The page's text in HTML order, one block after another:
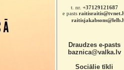
t. nr. +37129121687
e pasts
Draudzes e-pasts
baznica@valka.lv
Sociālie tīkli